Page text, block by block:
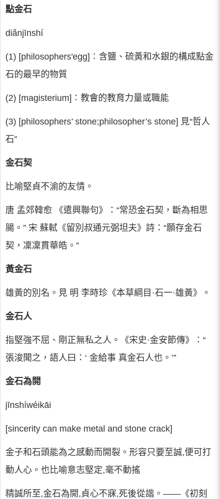
點金石
diǎnjīnshí
(1) [philosophers'egg]∶含鹽、硫黃和水銀的構成點金
石的最早的物質
(2) [magisterium]∶教會的教育力量或職能
(3) [philosophers’ stone;philosopher’s stone] 見“哲人
石”
金石契
比喻堅貞不渝的友情。
唐 孟郊韓愈 《遣興聯句》：“常恐金石契，斷為相思
腸。” 宋 蘇軾《留別叔通元弼坦夫》詩：“願存金石
契，凜凜貫華皓。”
黃金石
雄黃的別名。見 明 李時珍《本草綱目·石一·雄黃》。
金石人
指堅強不屈、剛正無私之人。《宋史·金安節傳》：“
張浚聞之，語人曰：‘ 金給事 真金石人也。’”
金石為開
jīnshíwéikāi
[sincerity can make metal and stone crack]
金子和石頭能為之感動而開裂。形容只要至誠,便可打
動人心。也比喻意志堅定,毫不動搖
精誠所至,金石為開,貞心不寐,死後從諧。——《初刻